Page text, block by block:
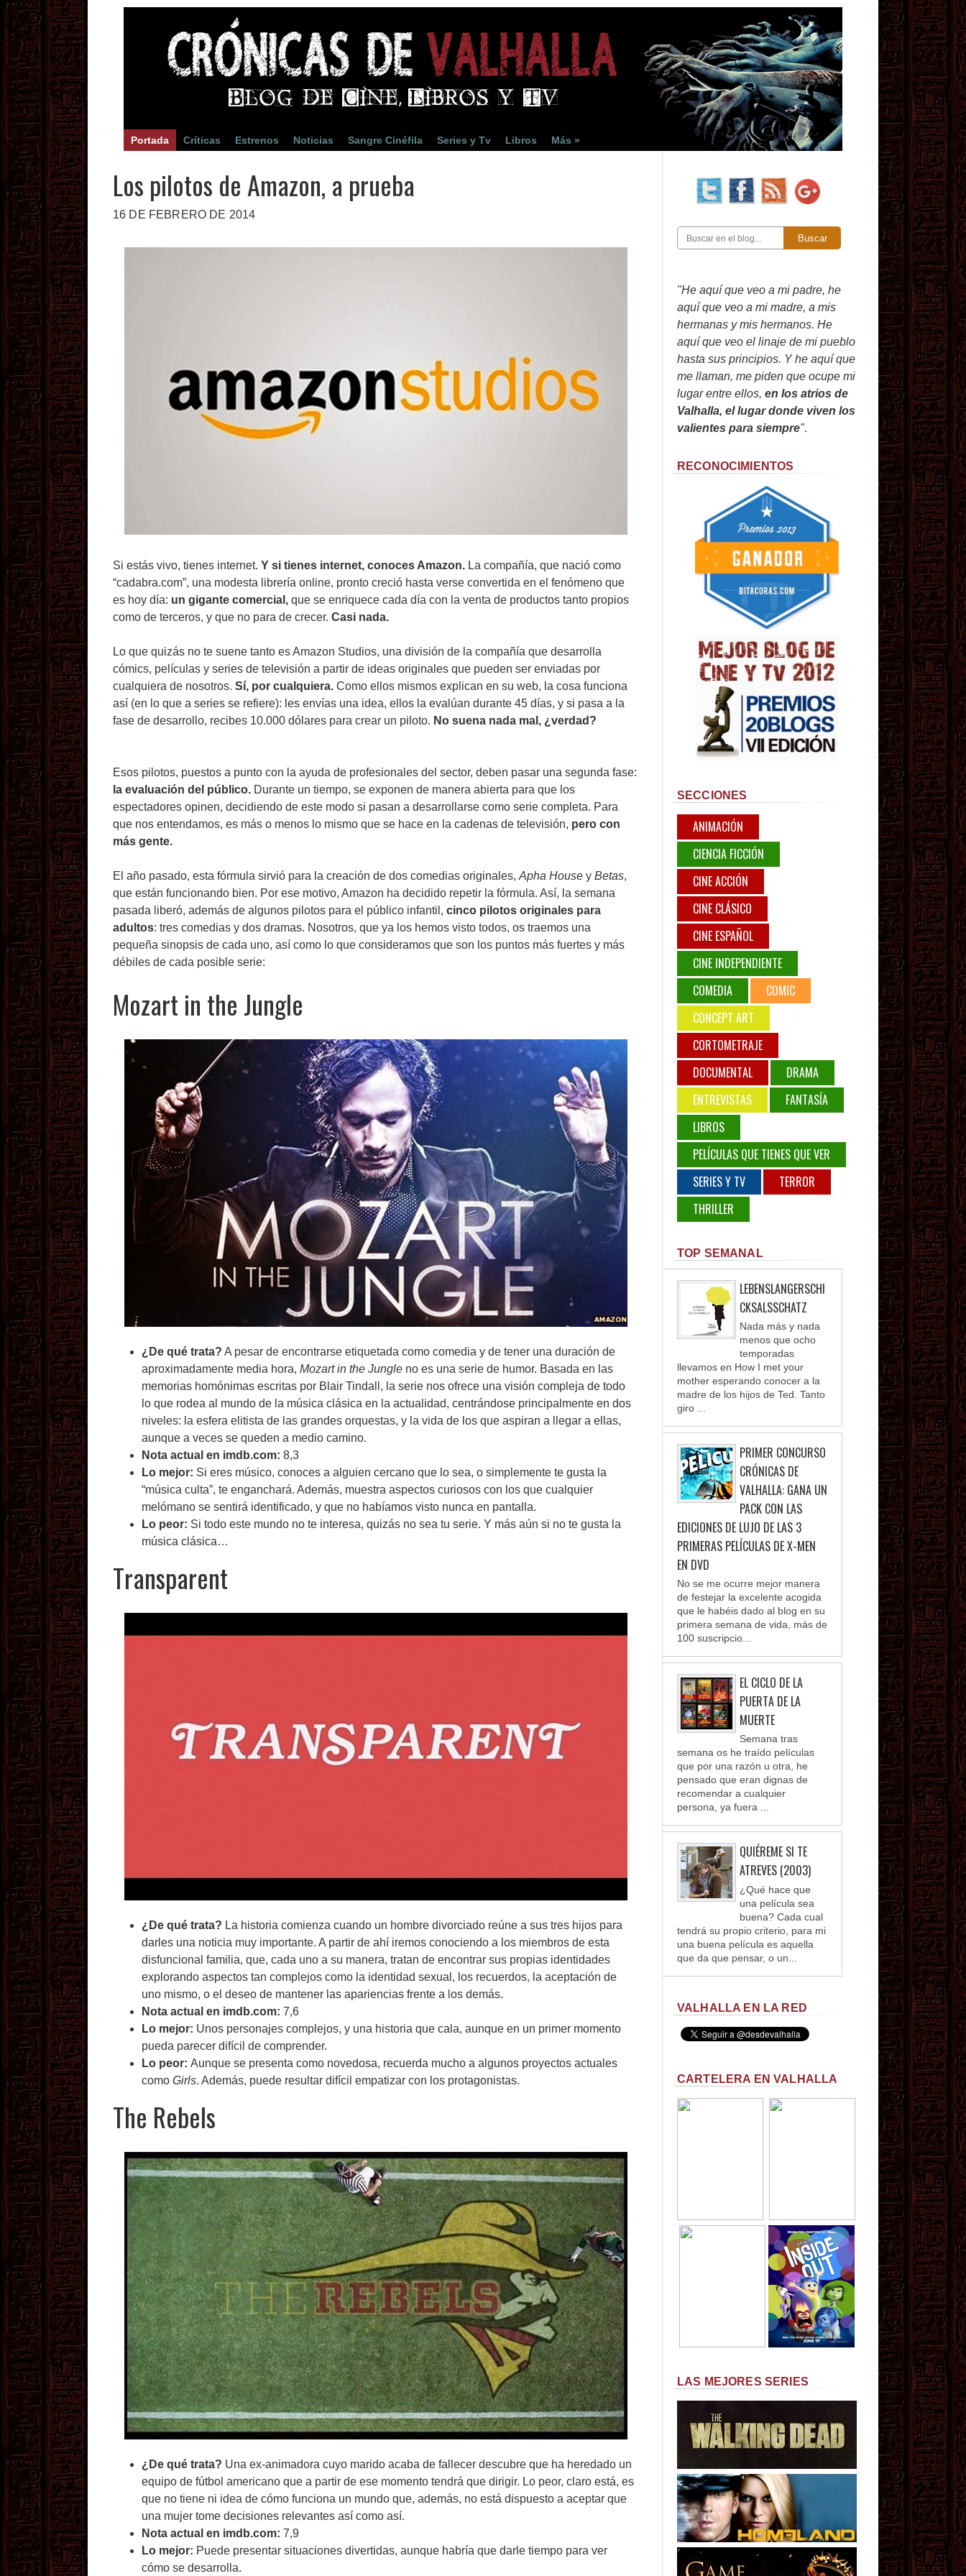
Portada Críticas Estrenos Noticias Sangre Cinéfila Series y Tv Libros Más »
Los pilotos de Amazon, a prueba
16 DE FEBRERO DE 2014
Si estás vivo, tienes internet. Y si tienes internet, conoces Amazon. La compañía, que nació como
“cadabra.com”, una modesta librería online, pronto creció hasta verse convertida en el fenómeno que
es hoy día: un gigante comercial, que se enriquece cada día con la venta de productos tanto propios
como de terceros, y que no para de crecer. Casi nada.
Lo que quizás no te suene tanto es Amazon Studios, una división de la compañía que desarrolla
cómics, películas y series de televisión a partir de ideas originales que pueden ser enviadas por
cualquiera de nosotros. Sí, por cualquiera. Como ellos mismos explican en su web, la cosa funciona
así (en lo que a series se refiere): les envías una idea, ellos la evalúan durante 45 días, y si pasa a la
fase de desarrollo, recibes 10.000 dólares para crear un piloto. No suena nada mal, ¿verdad?
Esos pilotos, puestos a punto con la ayuda de profesionales del sector, deben pasar una segunda fase:
la evaluación del público. Durante un tiempo, se exponen de manera abierta para que los
espectadores opinen, decidiendo de este modo si pasan a desarrollarse como serie completa. Para
que nos entendamos, es más o menos lo mismo que se hace en la cadenas de televisión, pero con
más gente.
El año pasado, esta fórmula sirvió para la creación de dos comedias originales, Apha House y Betas,
que están funcionando bien. Por ese motivo, Amazon ha decidido repetir la fórmula. Así, la semana
pasada liberó, además de algunos pilotos para el público infantil, cinco pilotos originales para
adultos: tres comedias y dos dramas. Nosotros, que ya los hemos visto todos, os traemos una
pequeña sinopsis de cada uno, así como lo que consideramos que son los puntos más fuertes y más
débiles de cada posible serie:
Mozart in the Jungle
¿De qué trata? A pesar de encontrarse etiquetada como comedia y de tener una duración de
aproximadamente media hora, Mozart in the Jungle no es una serie de humor. Basada en las
memorias homónimas escritas por Blair Tindall, la serie nos ofrece una visión compleja de todo
lo que rodea al mundo de la música clásica en la actualidad, centrándose principalmente en dos
niveles: la esfera elitista de las grandes orquestas, y la vida de los que aspiran a llegar a ellas,
aunque a veces se queden a medio camino.
Nota actual en imdb.com: 8,3
Lo mejor: Si eres músico, conoces a alguien cercano que lo sea, o simplemente te gusta la
“música culta”, te enganchará. Además, muestra aspectos curiosos con los que cualquier
melómano se sentirá identificado, y que no habíamos visto nunca en pantalla.
Lo peor: Si todo este mundo no te interesa, quizás no sea tu serie. Y más aún si no te gusta la
música clásica…
Transparent
¿De qué trata? La historia comienza cuando un hombre divorciado reúne a sus tres hijos para
darles una noticia muy importante. A partir de ahí iremos conociendo a los miembros de esta
disfuncional familia, que, cada uno a su manera, tratan de encontrar sus propias identidades
explorando aspectos tan complejos como la identidad sexual, los recuerdos, la aceptación de
uno mismo, o el deseo de mantener las apariencias frente a los demás.
Nota actual en imdb.com: 7,6
Lo mejor: Unos personajes complejos, y una historia que cala, aunque en un primer momento
pueda parecer difícil de comprender.
Lo peor: Aunque se presenta como novedosa, recuerda mucho a algunos proyectos actuales
como Girls. Además, puede resultar difícil empatizar con los protagonistas.
The Rebels
¿De qué trata? Una ex-animadora cuyo marido acaba de fallecer descubre que ha heredado un
equipo de fútbol americano que a partir de ese momento tendrá que dirigir. Lo peor, claro está, es
que no tiene ni idea de cómo funciona un mundo que, además, no está dispuesto a aceptar que
una mujer tome decisiones relevantes así como así.
Nota actual en imdb.com: 7,9
Lo mejor: Puede presentar situaciones divertidas, aunque habría que darle tiempo para ver
cómo se desarrolla.
Buscar
"He aquí que veo a mi padre, he
aquí que veo a mi madre, a mis
hermanas y mis hermanos. He
aquí que veo el linaje de mi pueblo
hasta sus principios. Y he aquí que
me llaman, me piden que ocupe mi
lugar entre ellos, en los atrios de
Valhalla, el lugar donde viven los
valientes para siempre".
RECONOCIMIENTOS
SECCIONES
ANIMACIÓN
CIENCIA FICCIÓN
CINE ACCIÓN
CINE CLÁSICO
CINE ESPAÑOL
CINE INDEPENDIENTE
COMEDIA
COMIC
CONCEPT ART
CORTOMETRAJE
DOCUMENTAL
DRAMA
ENTREVISTAS
FANTASÍA
LIBROS
PELÍCULAS QUE TIENES QUE VER
SERIES Y TV
TERROR
THRILLER
TOP SEMANAL
LEBENSLANGERSCHI
CKSALSSCHATZ
Nada más y nada
menos que ocho
temporadas
llevamos en How I met your
mother esperando conocer a la
madre de los hijos de Ted. Tanto
giro ...
PRIMER CONCURSO
CRÓNICAS DE
VALHALLA: GANA UN
PACK CON LAS
EDICIONES DE LUJO DE LAS 3
PRIMERAS PELÍCULAS DE X-MEN
EN DVD
No se me ocurre mejor manera
de festejar la excelente acogida
que le habéis dado al blog en su
primera semana de vida, más de
100 suscripcio...
EL CICLO DE LA
PUERTA DE LA
MUERTE
Semana tras
semana os he traído películas
que por una razón u otra, he
pensado que eran dignas de
recomendar a cualquier
persona, ya fuera ...
QUIÉREME SI TE
ATREVES (2003)
¿Qué hace que
una película sea
buena? Cada cual
tendrá su propio criterio, para mi
una buena película es aquella
que da que pensar, o un...
VALHALLA EN LA RED
CARTELERA EN VALHALLA
LAS MEJORES SERIES